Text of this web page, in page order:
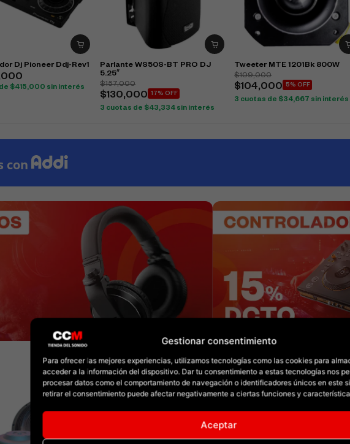
Gestionar consentimiento
Para ofrecer las mejores experiencias, utilizamos tecnologías como las cookies para
acceder a la información del dispositivo. Dar tu consentimiento a estas tecnologías nos
procesar datos como el comportamiento de navegación o identificadores únicos en este
retirar el consentimiento puede afectar negativamente a ciertas funciones y
Aceptar
Dj Pioneer Ddj-Rev1
$415,000 sin interés
Parlante WS50S-BT PRO DJ
5.25″
$157,000
$130,000 17% OFF
3 cuotas de $43,334 sin interés
Tweeter MTE 1201Bk 800W
$109,000
$104,000 5% OFF
3 cuotas de $34,667 sin interés